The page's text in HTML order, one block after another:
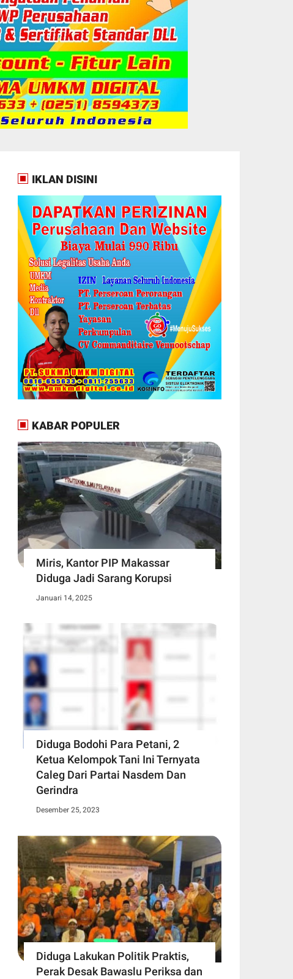
IKLAN DISINI
KABAR POPULER
Miris, Kantor PIP Makassar
Diduga Jadi Sarang Korupsi
Januari 14, 2025
Diduga Bodohi Para Petani, 2
Ketua Kelompok Tani Ini Ternyata
Caleg Dari Partai Nasdem Dan
Gerindra
Desember 25, 2023
Diduga Lakukan Politik Praktis,
Perak Desak Bawaslu Periksa dan